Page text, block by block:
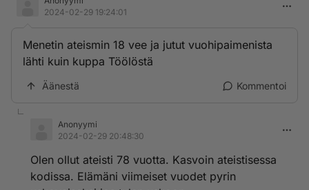
2024-02-29 19:24:01
Menetin ateismin 18 vee ja jutut vuohipaimenista
lähti kuin kuppa Töölöstä
Äänestä Kommentoi
Anonyymi
2024-02-29 20:48:30
Olen ollut ateisti 78 vuotta. Kasvoin ateistisessa
kodissa. Elämäni viimeiset vuodet pyrin